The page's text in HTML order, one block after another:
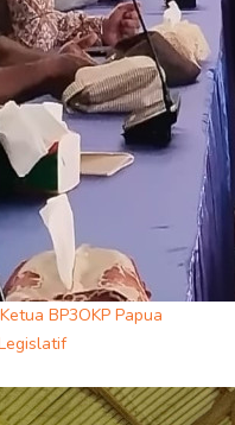
BP3OKP Papua